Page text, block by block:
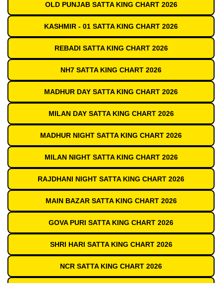
OLD PUNJAB SATTA KING CHART 2026
KASHMIR - 01 SATTA KING CHART 2026
REBADI SATTA KING CHART 2026
NH7 SATTA KING CHART 2026
MADHUR DAY SATTA KING CHART 2026
MILAN DAY SATTA KING CHART 2026
MADHUR NIGHT SATTA KING CHART 2026
MILAN NIGHT SATTA KING CHART 2026
RAJDHANI NIGHT SATTA KING CHART 2026
MAIN BAZAR SATTA KING CHART 2026
GOVA PURI SATTA KING CHART 2026
SHRI HARI SATTA KING CHART 2026
NCR SATTA KING CHART 2026